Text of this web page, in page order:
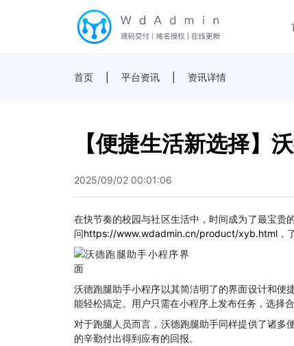
首页 平台资讯 资讯详情
【便捷生活新选择】
2025/09/02 00:01:06
在快节奏的校园与社区生活中，时间成为了最宝贵
问https://www.wdadmin.cn/product/xyb.html，
沃德跑腿助手小程序以其简洁明了的界面设计和便
能轻松搞定。用户只需在小程序上发布任务，选择
对于跑腿人员而言，沃德跑腿助手同样提供了诸多
的辛勤付出得到应有的回报。